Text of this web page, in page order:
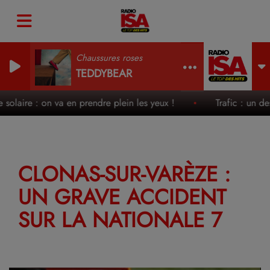
Chaussures roses
TEDDYBEAR
: on va en prendre plein les yeux ! Trafic : un
CLONAS-SUR-VARÈZE :
UN GRAVE ACCIDENT
SUR LA NATIONALE 7